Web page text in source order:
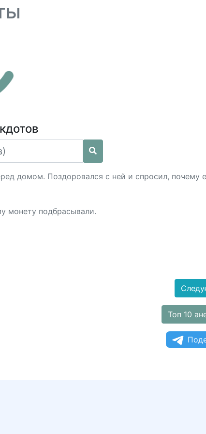
домом. Поздоровался с ней и спросил, почему
монету подбрасывали.
Топ 10